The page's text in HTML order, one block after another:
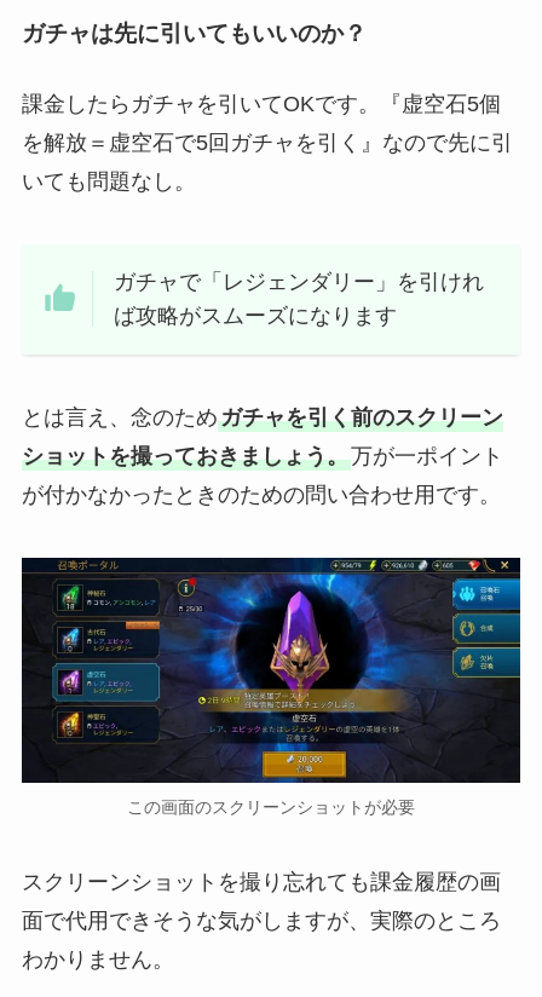
ガチャは先に引いてもいいのか？
課金したらガチャを引いてOKです。『虚空石5個
を解放＝虚空石で5回ガチャを引く』なので先に引
いても問題なし。
ガチャで「レジェンダリー」を引けれ
ば攻略がスムーズになります
とは言え、念のためガチャを引く前のスクリーン
ショットを撮っておきましょう。万が一ポイント
が付かなかったときのための問い合わせ用です。
この画面のスクリーンショットが必要
スクリーンショットを撮り忘れても課金履歴の画
面で代用できそうな気がしますが、実際のところ
わかりません。